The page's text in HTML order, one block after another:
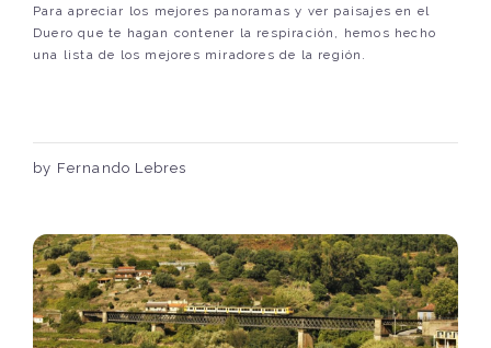
Para apreciar los mejores panoramas y ver paisajes en el
Duero que te hagan contener la respiración, hemos hecho
una lista de los mejores miradores de la región.
by Fernando Lebres